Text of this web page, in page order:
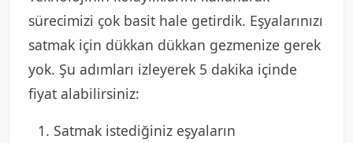
sürecimizi çok basit hale getirdik. Eşyalarınızı
satmak için dükkan dükkan gezmenize gerek
yok. Şu adımları izleyerek 5 dakika içinde
fiyat alabilirsiniz:
Satmak istediğiniz eşyaların